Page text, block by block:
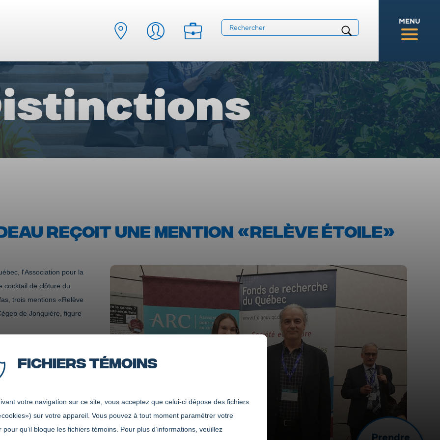
Fichiers témoins
votre navigation sur ce site, vous acceptez que celui-ci dépose des fichiers
sur votre appareil. Vous pouvez à tout moment paramétrer votre
pour qu’il bloque les fichiers témoins. Pour plus d’informations, veuillez
MENU
REÇOIT UNE MENTION «RELÈVE ÉTOILE»
l'Association pour la
cocktail de clôture du
trois mentions «Relève
de Jonquière, figure
lettre dans laquelle la
ses aptitudes pour ce
présentant une trame
expériences.
la formation de la relève
Prendre